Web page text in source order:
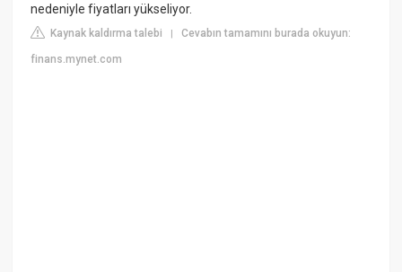
nedeniyle fiyatları yükseliyor.
Kaynak kaldırma talebi |Cevabın tamamını burada okuyun:
finans.mynet.com